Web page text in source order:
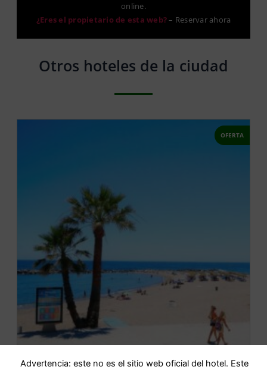
online.
¿Eres el propietario de esta web?– Reservar ahora
Otros hoteles de la ciudad
OFERTA
Beachfront Luxury Apartment, Puerto
Advertencia: este no es el sitio web oficial del hotel. Este